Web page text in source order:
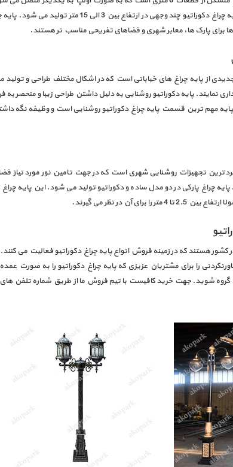
برای پارک‌ ها، معابر شهری و فضاهای تفریحی مناسب تر هستند.
از پایه چراغ های خیابانی است که در اشکال مختلف طراحی و
نمایند. پایه دکوراتیو روشنایی به دلیل داشتن طراحی زیبا و
مهم ترین قسمت پایه چراغ دکوراتیو روشنایی است و وظیفه نگه
تجهیزات روشنایی شهری است که در جهت تامین نور مورد
چراغ پارکی در دو مدل ساده و دکوراتیو تولید می شود. این پایه
برای آن در نظر می گیرند.
کشور هستند که در زمینه فروش انواع پایه چراغ دکوراتیو فعالیت
را برای مشتریان عزیزی که پایه چراغ دکوراتیو را به صورت
گروه شوید. جهت خرید کافیست با تیم فروش ما از طریق شماره تلفن